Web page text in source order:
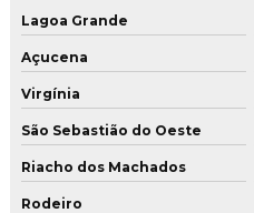
Lagoa Grande
Açucena
Virgínia
São Sebastião do Oeste
Riacho dos Machados
Rodeiro